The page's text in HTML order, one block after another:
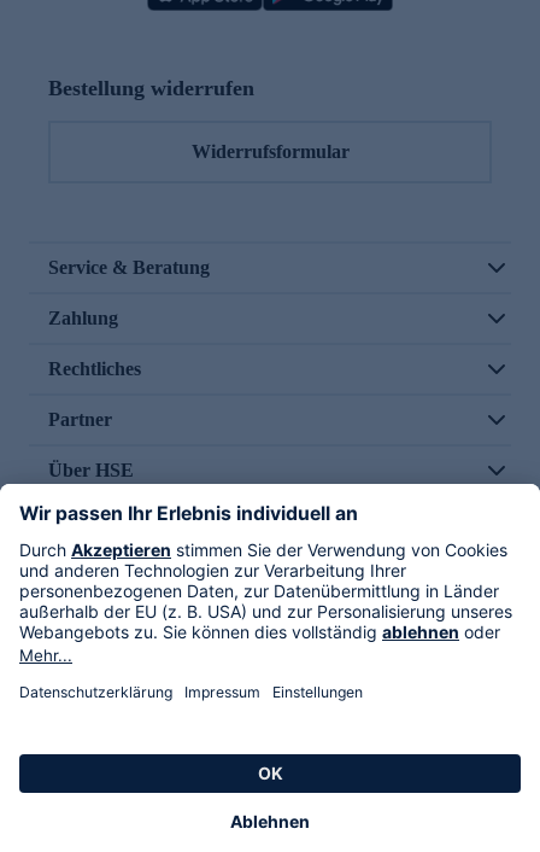
Bestellung widerrufen
Widerrufsformular
Service & Beratung
Zahlung
Rechtliches
Partner
Über HSE
Im TV
HSE International